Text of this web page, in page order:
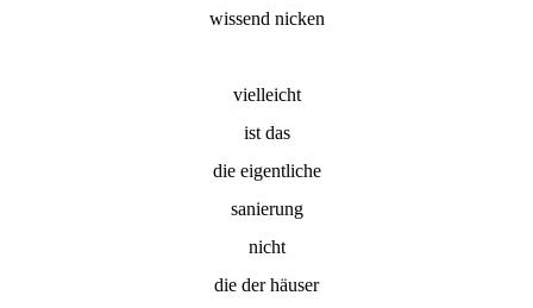
wissend nicken
vielleicht
ist das
die eigentliche
sanierung
nicht
die der häuser